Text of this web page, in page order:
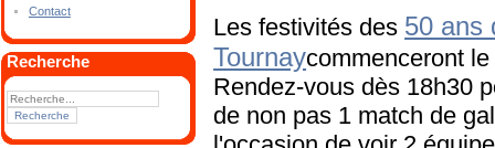
Contact
Recherche
Les festivités des 50 ans
Tournaycommenceront
Rendez-vous dès 18h30
de non pas 1 match de